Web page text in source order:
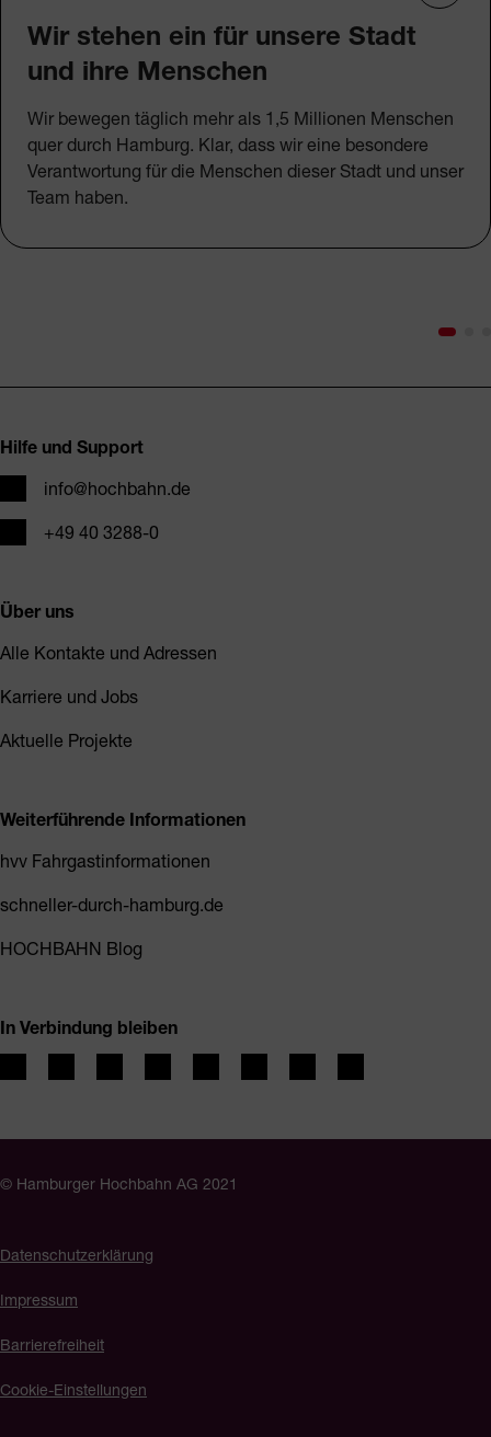
Wir stehen ein für unsere Stadt
und ihre Menschen
Wir bewegen täglich mehr als 1,5 Millionen Menschen
quer durch Hamburg. Klar, dass wir eine besondere
Verantwortung für die Menschen dieser Stadt und unser
Team haben.
Hilfe und Support
E-Mailinfo@hochbahn.de
Telefon+49 40 3288-0
Über uns
Alle Kontakte und Adressen
Karriere und Jobs
Aktuelle Projekte
Weiterführende Informationen
hvv Fahrgastinformationen
schneller-durch-hamburg.de
HOCHBAHN Blog
In Verbindung bleiben
© Hamburger Hochbahn AG 2021
Datenschutzerklärung
Impressum
Barrierefreiheit
Cookie-Einstellungen